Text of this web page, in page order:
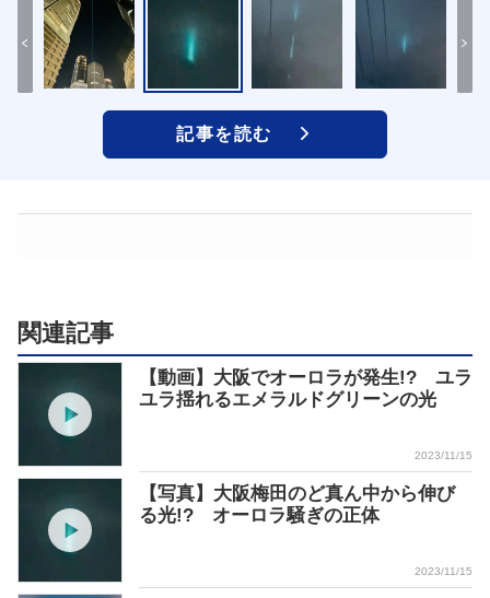
記事を読む
関連記事
【動画】大阪でオーロラが発生!? ユラ
ユラ揺れるエメラルドグリーンの光
2023/11/15
【写真】大阪梅田のど真ん中から伸び
る光!? オーロラ騒ぎの正体
2023/11/15